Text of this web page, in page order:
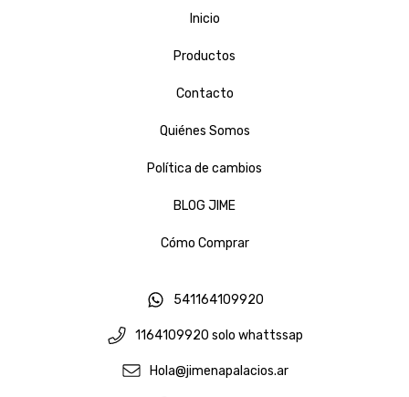
Inicio
Productos
Contacto
Quiénes Somos
Política de cambios
BLOG JIME
Cómo Comprar
541164109920
1164109920 solo whattssap
Hola@jimenapalacios.ar